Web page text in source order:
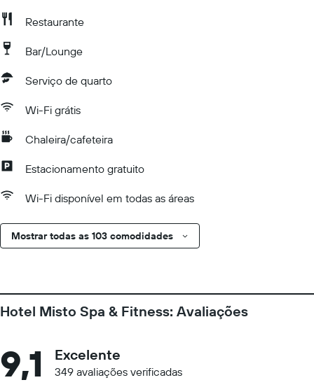
Restaurante
Bar/Lounge
Serviço de quarto
Wi-Fi grátis
Chaleira/cafeteira
Estacionamento gratuito
Wi-Fi disponível em todas as áreas
Mostrar todas as 103 comodidades
Hotel Misto Spa & Fitness: Avaliações
9,1 Excelente
349 avaliações verificadas